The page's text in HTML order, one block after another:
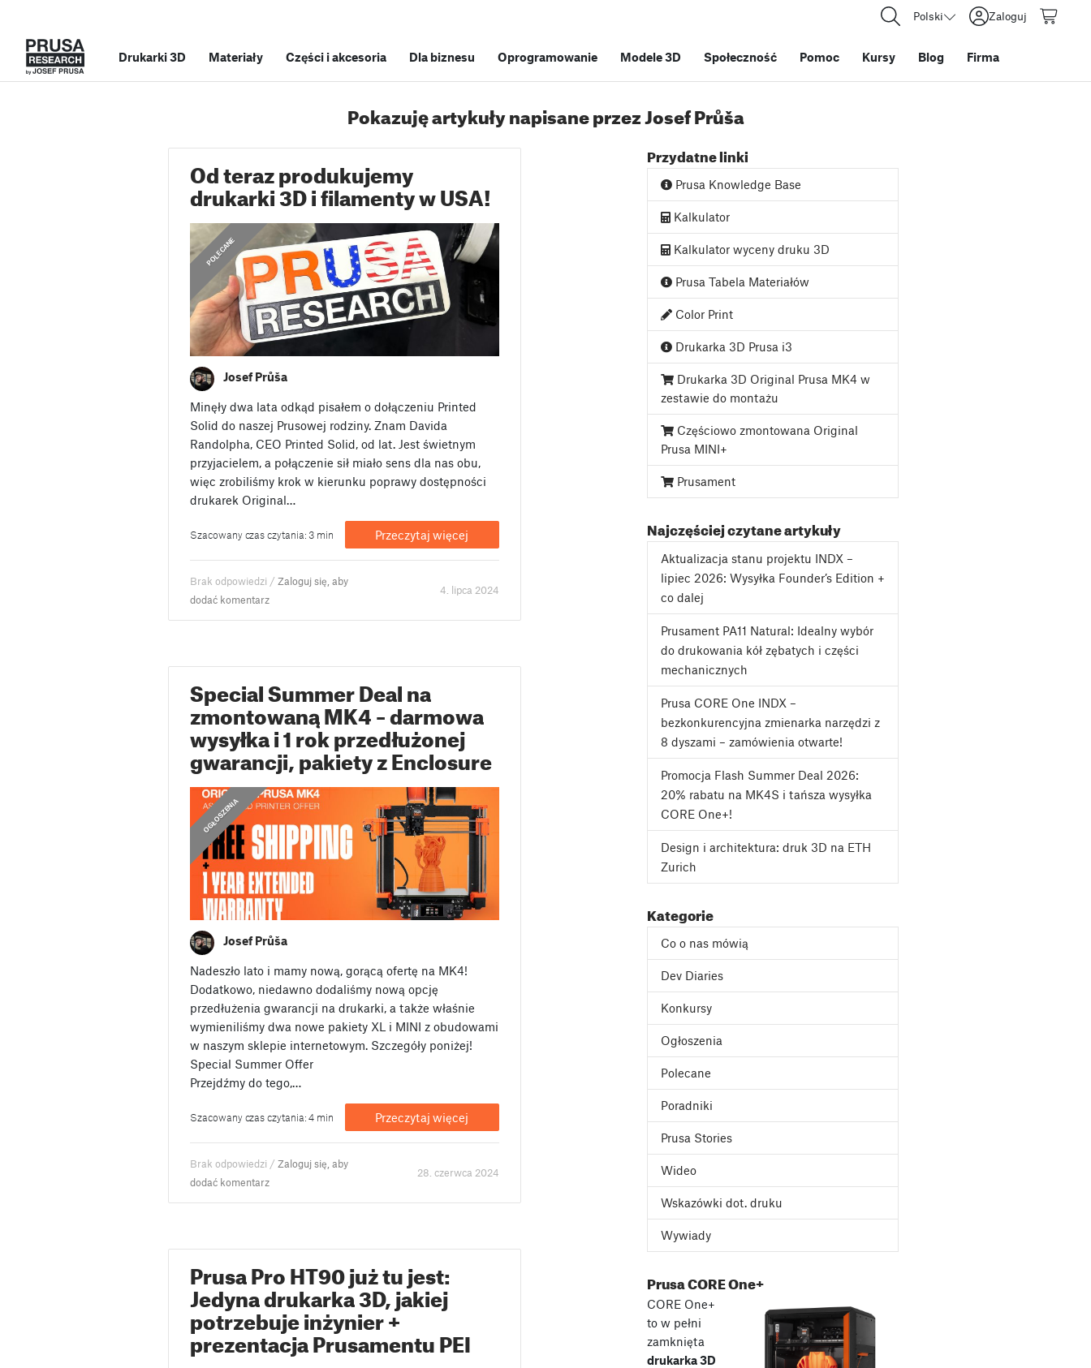
Polski Zaloguj
Drukarki 3D Materiały Części i akcesoria Dla biznesu Oprogramowanie Modele 3D Społeczność Pomoc Kursy Blog Firma
Pokazuję artykuły napisane przez Josef Průša
Od teraz produkujemy
drukarki 3D i filamenty w USA!
OGŁOSZENIA
POLECANE
Josef Průša
Minęły dwa lata odkąd pisałem o dołączeniu Printed
Solid do naszej Prusowej rodziny. Znam Davida
Randolpha, CEO Printed Solid, od lat. Jest świetnym
przyjacielem, a połączenie sił miało sens dla nas obu,
więc zrobiliśmy krok w kierunku poprawy dostępności
drukarek Original…
Szacowany czas czytania: 3 min Przeczytaj więcej
Brak odpowiedzi /Zaloguj się, aby
dodać komentarz
4. lipca 2024
Special Summer Deal na
zmontowaną MK4 – darmowa
wysyłka i 1 rok przedłużonej
gwarancji, pakiety z Enclosure
OGŁOSZENIA
Josef Průša
Nadeszło lato i mamy nową, gorącą ofertę na MK4!
Dodatkowo, niedawno dodaliśmy nową opcję
przedłużenia gwarancji na drukarki, a także właśnie
wymieniliśmy dwa nowe pakiety XL i MINI z obudowami
w naszym sklepie internetowym. Szczegóły poniżej!
Special Summer Offer
Przejdźmy do tego,…
Szacowany czas czytania: 4 min Przeczytaj więcej
Brak odpowiedzi /Zaloguj się, aby
dodać komentarz
28. czerwca 2024
Prusa Pro HT90 już tu jest:
Jedyna drukarka 3D, jakiej
potrzebuje inżynier +
prezentacja Prusamentu PEI
Przydatne linki
Prusa Knowledge Base
Kalkulator
Kalkulator wyceny druku 3D
Prusa Tabela Materiałów
Color Print
Drukarka 3D Prusa i3
Drukarka 3D Original Prusa MK4 w
zestawie do montażu
Częściowo zmontowana Original
Prusa MINI+
Prusament
Najczęściej czytane artykuły
Aktualizacja stanu projektu INDX –
lipiec 2026: Wysyłka Founder’s Edition +
co dalej
Prusament PA11 Natural: Idealny wybór
do drukowania kół zębatych i części
mechanicznych
Prusa CORE One INDX –
bezkonkurencyjna zmienarka narzędzi z
8 dyszami – zamówienia otwarte!
Promocja Flash Summer Deal 2026:
20% rabatu na MK4S i tańsza wysyłka
CORE One+!
Design i architektura: druk 3D na ETH
Zurich
Kategorie
Co o nas mówią
Dev Diaries
Konkursy
Ogłoszenia
Polecane
Poradniki
Prusa Stories
Wideo
Wskazówki dot. druku
Wywiady
Prusa CORE One+
CORE One+
to w pełni
zamknięta
drukarka 3D